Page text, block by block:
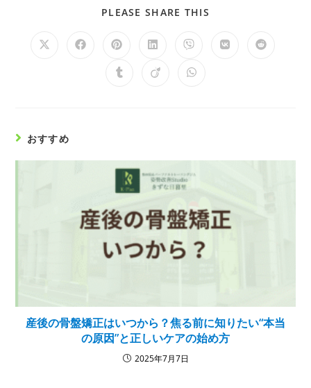
PLEASE SHARE THIS
おすすめ
産後の骨盤矯正はいつから？焦る前に知りたい“本当
の原因”と正しいケアの始め方
2025年7月7日